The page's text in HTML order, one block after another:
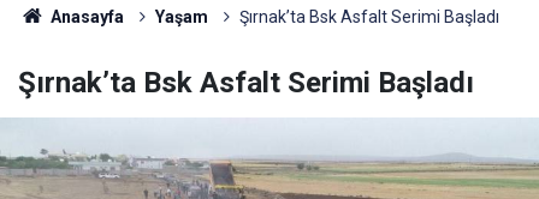
Anasayfa Yaşam Şırnak’ta Bsk Asfalt Serimi Başladı
Şırnak’ta Bsk Asfalt Serimi Başladı